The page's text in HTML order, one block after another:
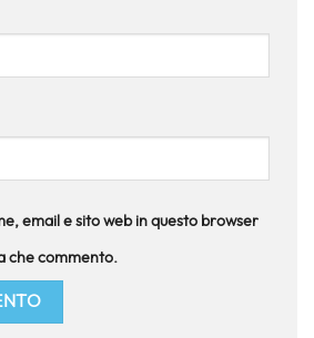
email e sito web in questo browser
che commento.